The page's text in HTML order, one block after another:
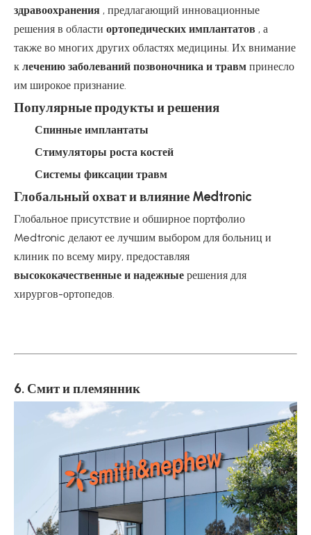
здравоохранения , предлагающий инновационные
решения в области ортопедических имплантатов , а
также во многих других областях медицины. Их внимание
к лечению заболеваний позвоночника и травм принесло
им широкое признание.
Популярные продукты и решения
Спинные имплантаты
Стимуляторы роста костей
Системы фиксации травм
Глобальный охват и влияние Medtronic
Глобальное присутствие и обширное портфолио
Medtronic делают ее лучшим выбором для больниц и
клиник по всему миру, предоставляя
высококачественные и надежные решения для
хирургов-ортопедов.
6. Смит и племянник